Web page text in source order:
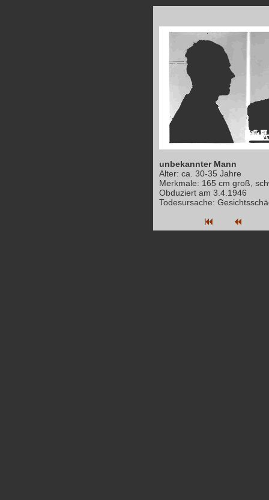
unbekannter Mann
Alter: ca. 30-35 Jahre
Merkmale: 165 cm groß,
Obduziert am 3.4.1946
Todesursache: